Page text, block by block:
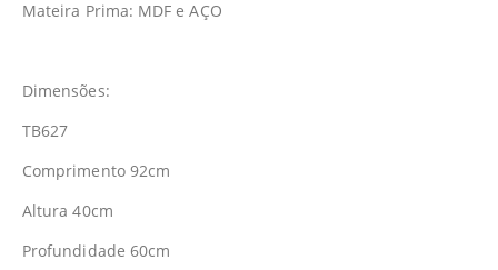
Mateira Prima: MDF e AÇO
Dimensões:
TB627
Comprimento 92cm
Altura 40cm
Profundidade 60cm